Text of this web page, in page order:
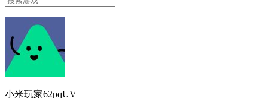
小米玩家62pqUV